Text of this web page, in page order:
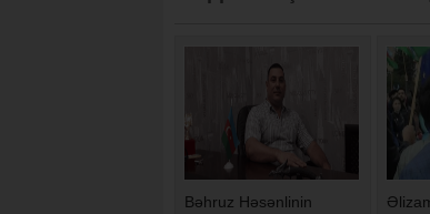
Bəhruz Həsənlinin